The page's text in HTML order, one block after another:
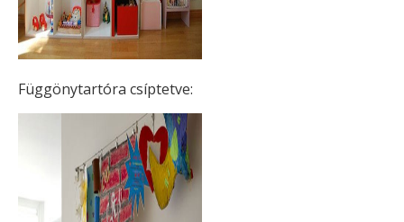
Függönytartóra csíptetve: